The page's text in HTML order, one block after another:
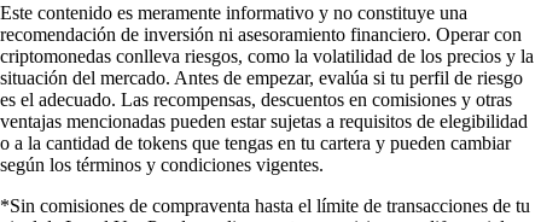
Este contenido es meramente informativo y no constituye una
recomendación de inversión ni asesoramiento financiero. Operar con
criptomonedas conlleva riesgos, como la volatilidad de los precios y la
situación del mercado. Antes de empezar, evalúa si tu perfil de riesgo
es el adecuado. Las recompensas, descuentos en comisiones y otras
ventajas mencionadas pueden estar sujetas a requisitos de elegibilidad
o a la cantidad de tokens que tengas en tu cartera y pueden cambiar
según los términos y condiciones vigentes.
*Sin comisiones de compraventa hasta el límite de transacciones de tu